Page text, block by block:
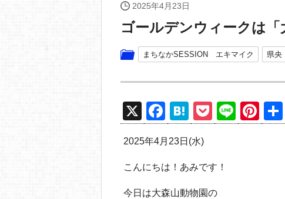
2025年4月23日
ゴールデンウィークは「
まちなかSESSION エキマイク 県央
X
F
a
c
e
b
H
at
e
n
a
P
o
et
Li
n
Pi
nt
2025年4月23日(水)
こんにちは！あみです！
今日は大森山動物園の